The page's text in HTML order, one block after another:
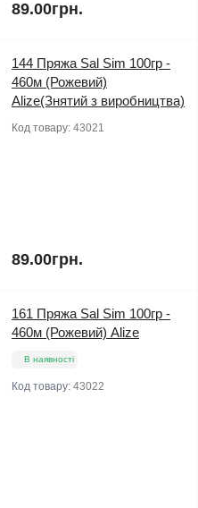
89.00грн.
144 Пряжа Sal Sim 100гр -
460м (Рожевий)
Alize(Знятий з виробництва)
Код товару: 43021
89.00грн.
161 Пряжа Sal Sim 100гр -
460м (Рожевий) Alize
В наявності
Код товару: 43022